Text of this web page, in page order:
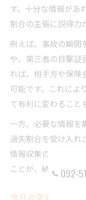
す。十分な情報があ
割合の主張に説得力
例えば、事故の瞬間
や、第三者の目撃証
れば、相手方や保険
可能です。これによ
て有利に変わること
一方、必要な情報を
過失割合を受け入れ
情報収集の重要性を
ことが、納得のいく
今日の交通事故デ
092-